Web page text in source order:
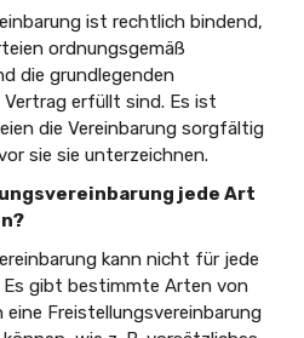
ist rechtlich bindend,
ordnungsgemäß
die grundlegenden
erfüllt sind. Es ist
die Vereinbarung sorgfältig
sie sie unterzeichnen.
jede Art
kann nicht für jede
gibt bestimmte Arten von
Freistellungsvereinbarung